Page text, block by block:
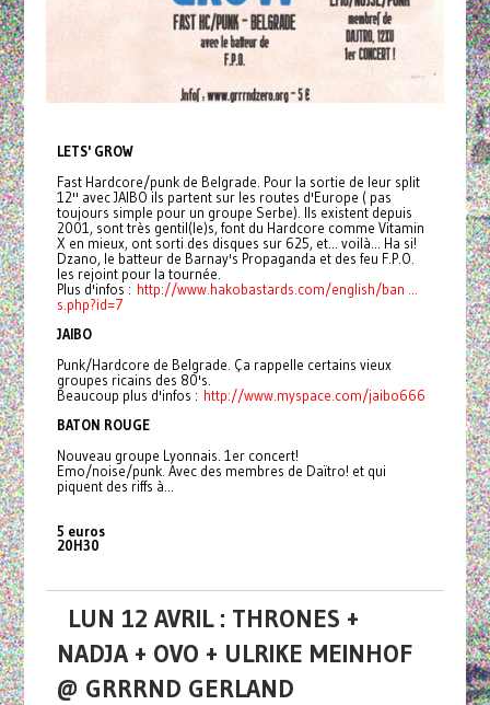
LETS' GROW
Fast Hardcore/punk de Belgrade. Pour la sortie de leur split
12'' avec JAIBO ils partent sur les routes d'Europe ( pas
toujours simple pour un groupe Serbe). Ils existent depuis
2001, sont très gentil(le)s, font du Hardcore comme Vitamin
X en mieux, ont sorti des disques sur 625, et... voilà... Ha si!
Dzano, le batteur de Barnay's Propaganda et des feu F.P.O.
les rejoint pour la tournée.
Plus d'infos : http://www.hakobastards.com/english/ban ...
s.php?id=7
JAIBO
Punk/Hardcore de Belgrade. Ça rappelle certains vieux
groupes ricains des 80's.
Beaucoup plus d'infos : http://www.myspace.com/jaibo666
BATON ROUGE
Nouveau groupe Lyonnais. 1er concert!
Emo/noise/punk. Avec des membres de Daïtro! et qui
piquent des riffs à...
5 euros
20H30
LUN 12 AVRIL : THRONES +
NADJA + OVO + ULRIKE MEINHOF
@ GRRRND GERLAND